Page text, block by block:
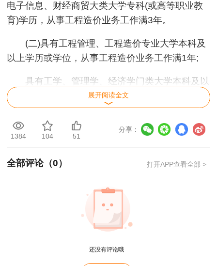
电子信息、财经商贸大类大学专科(或高等职业教
育)学历，从事工程造价业务工作满3年。
(二)具有工程管理、工程造价专业大学本科及
以上学历或学位，从事工程造价业务工作满1年;
具有工学、管理学、经济学门类大学本科及以
上学历或学位，从事工程造价业务工作满2年。
(三)具有其他专业相应学历或学位的人员，从
事工程造价业务工作年限相应增加1年。
具有以下条件之一的，参加二级造价工程师考
试可免考基础科目：
(一)已取得全国建设工程造价员资格证书;
(二)已取得公路工程造价人员资格证书(乙级);
工程造价专业学士学位的大学本科毕业生。
展开阅读全文
1384 104 51
分享：
全部评论（0） 打开APP查看全部 >
还没有评论哦